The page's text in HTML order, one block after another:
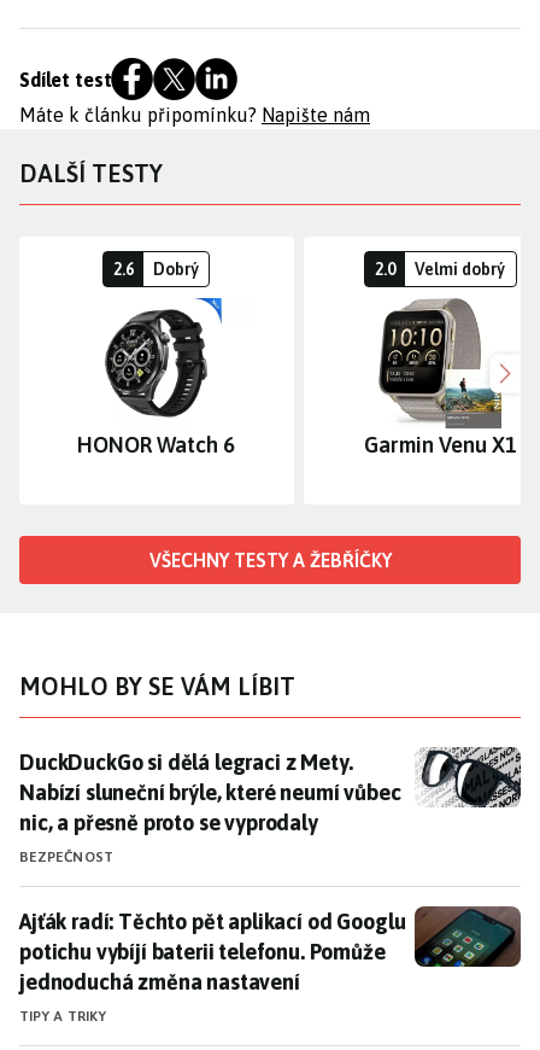
Sdílet test
Máte k článku připomínku? Napište nám
DALŠÍ TESTY
2.6 Dobrý
HONOR Watch 6
2.0 Velmi dobrý
Garmin Venu X1
VŠECHNY TESTY A ŽEBŘÍČKY
MOHLO BY SE VÁM LÍBIT
DuckDuckGo si dělá legraci z Mety. Nabízí sluneční
DuckDuckGo si dělá legraci z Mety.
Nabízí sluneční brýle, které neumí vůbec
nic, a přesně proto se vyprodaly
BEZPEČNOST
Ajťák radí: Těchto pět aplikací od Googlu potichu
Ajťák radí: Těchto pět aplikací od Googlu
potichu vybíjí baterii telefonu. Pomůže
jednoduchá změna nastavení
TIPY A TRIKY